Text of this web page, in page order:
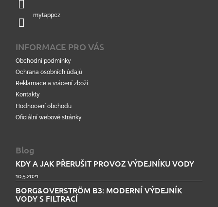
mytappcz
INFORMACE PRO VÁS
Obchodní podmínky
Ochrana osobních údajů
Reklamace a vrácení zboží
Kontakty
Hodnocení obchodu
Oficiální webové stránky
Blog
KDY A JAK PŘERUŠIT PROVOZ VÝDEJNÍKU VODY
10.5.2021
BORG&OVERSTRÖM B3: MODERNÍ VÝDEJNÍK
VODY S FILTRACÍ